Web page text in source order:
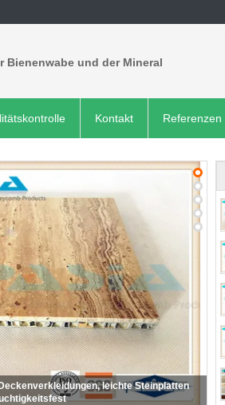
Bienenwabe und der Mineral
Kontakt Referenzen
der Größen-900*900 für Innendekoration
Stärke